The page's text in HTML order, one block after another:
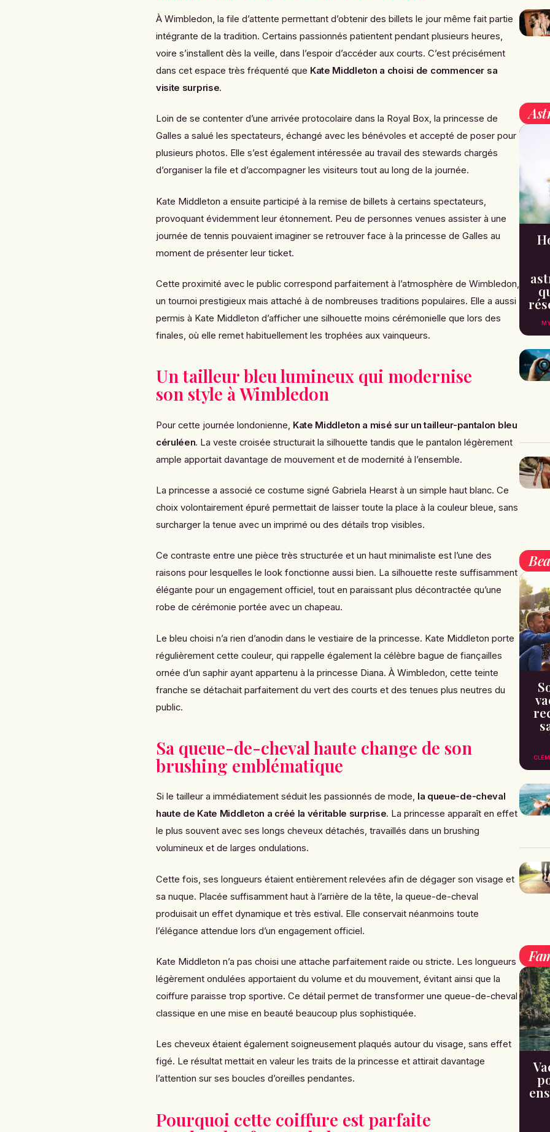
À Wimbledon, la file d’attente permettant d’obtenir des billets le jour même fait partie
intégrante de la tradition. Certains passionnés patientent pendant plusieurs heures,
voire s’installent dès la veille, dans l’espoir d’accéder aux courts. C’est précisément
dans cet espace très fréquenté que Kate Middleton a choisi de commencer sa
visite surprise.
Loin de se contenter d’une arrivée protocolaire dans la Royal Box, la princesse de
Galles a salué les spectateurs, échangé avec les bénévoles et accepté de poser pour
plusieurs photos. Elle s’est également intéressée au travail des stewards chargés
d’organiser la file et d’accompagner les visiteurs tout au long de la journée.
Kate Middleton a ensuite participé à la remise de billets à certains spectateurs,
provoquant évidemment leur étonnement. Peu de personnes venues assister à une
journée de tennis pouvaient imaginer se retrouver face à la princesse de Galles au
moment de présenter leur ticket.
Cette proximité avec le public correspond parfaitement à l’atmosphère de Wimbledon,
un tournoi prestigieux mais attaché à de nombreuses traditions populaires. Elle a aussi
permis à Kate Middleton d’afficher une silhouette moins cérémonielle que lors des
finales, où elle remet habituellement les trophées aux vainqueurs.
Un tailleur bleu lumineux qui modernise
son style à Wimbledon
Pour cette journée londonienne, Kate Middleton a misé sur un tailleur-pantalon bleu
céruléen. La veste croisée structurait la silhouette tandis que le pantalon légèrement
ample apportait davantage de mouvement et de modernité à l’ensemble.
La princesse a associé ce costume signé Gabriela Hearst à un simple haut blanc. Ce
choix volontairement épuré permettait de laisser toute la place à la couleur bleue, sans
surcharger la tenue avec un imprimé ou des détails trop visibles.
Ce contraste entre une pièce très structurée et un haut minimaliste est l’une des
raisons pour lesquelles le look fonctionne aussi bien. La silhouette reste suffisamment
élégante pour un engagement officiel, tout en paraissant plus décontractée qu’une
robe de cérémonie portée avec un chapeau.
Le bleu choisi n’a rien d’anodin dans le vestiaire de la princesse. Kate Middleton porte
régulièrement cette couleur, qui rappelle également la célèbre bague de fiançailles
ornée d’un saphir ayant appartenu à la princesse Diana. À Wimbledon, cette teinte
franche se détachait parfaitement du vert des courts et des tenues plus neutres du
public.
Sa queue-de-cheval haute change de son
brushing emblématique
Si le tailleur a immédiatement séduit les passionnés de mode, la queue-de-cheval
haute de Kate Middleton a créé la véritable surprise. La princesse apparaît en effet
le plus souvent avec ses longs cheveux détachés, travaillés dans un brushing
volumineux et de larges ondulations.
Cette fois, ses longueurs étaient entièrement relevées afin de dégager son visage et
sa nuque. Placée suffisamment haut à l’arrière de la tête, la queue-de-cheval
produisait un effet dynamique et très estival. Elle conservait néanmoins toute
l’élégance attendue lors d’un engagement officiel.
Kate Middleton n’a pas choisi une attache parfaitement raide ou stricte. Les longueurs
légèrement ondulées apportaient du volume et du mouvement, évitant ainsi que la
coiffure paraisse trop sportive. Ce détail permet de transformer une queue-de-cheval
classique en une mise en beauté beaucoup plus sophistiquée.
Les cheveux étaient également soigneusement plaqués autour du visage, sans effet
figé. Le résultat mettait en valeur les traits de la princesse et attirait davantage
l’attention sur ses boucles d’oreilles pendantes.
Pourquoi cette coiffure est parfaite